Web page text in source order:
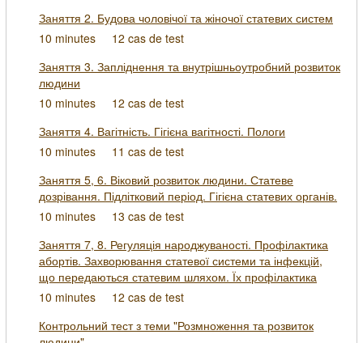
Заняття 2. Будова чоловічої та жіночої статевих систем
10 minutes
12 cas de test
Заняття 3. Запліднення та внутрішньоутробний розвиток
людини
10 minutes
12 cas de test
Заняття 4. Вагітність. Гігієна вагітності. Пологи
10 minutes
11 cas de test
Заняття 5, 6. Віковий розвиток людини. Статеве
дозрівання. Підлітковий період. Гігієна статевих органів.
10 minutes
13 cas de test
Заняття 7, 8. Регуляція народжуваності. Профілактика
абортів. Захворювання статевої системи та інфекцій,
що передаються статевим шляхом. Їх профілактика
10 minutes
12 cas de test
Контрольний тест з теми "Розмноження та розвиток